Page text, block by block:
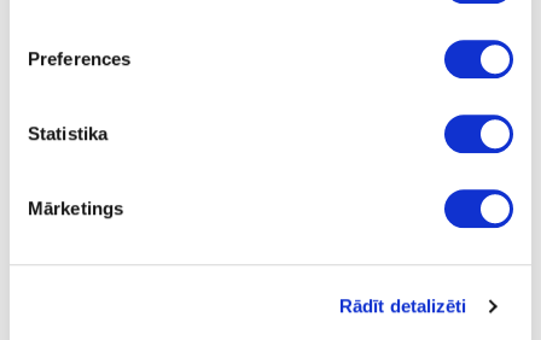
Preferences
Statistika
Mārketings
Rādīt detalizēti